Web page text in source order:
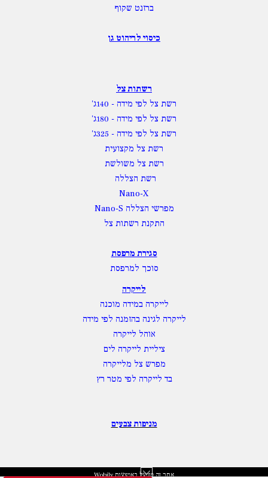
ברזנט שקוף
כיסוי לריהוט גן
רשתות צל
רשת צל לפי מידה - 140ג'
רשת צל לפי מידה - 180ג'
רשת צל לפי מידה - 325ג'
רשת צל מקצועית
רשת צל משולשת
רשת הצללה
Nano-X
מפרשי הצללה Nano-S
התקנת רשתות צל
סגירת מרפסת
סוכך למרפסת
לייקרה
לייקרה במידה מוכנה
לייקרה לגינה בהזמנה לפי מידה
אוהל לייקרה
ציליית לייקרה לים
מפרש צל מלייקרה
בד לייקרה לפי מטר רץ
מניפות צבעים
אתר זה מופעל באמצעותWobily